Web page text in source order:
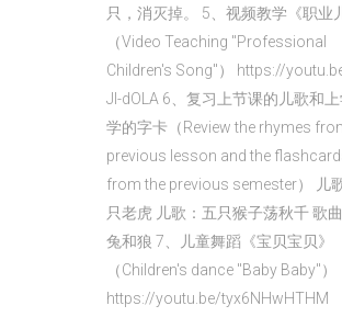
只，消灭掉。 5、视频教学《职业
（Video Teaching "Professional
Children's Song"） https://
Jl-dOLA 6、复习上节课的儿歌和
学的字卡（Review the rhymes
previous lesson and the
from the previous semester） 儿
只老虎 儿歌：五只猴子荡秋千 歌
兔和狼 7、儿童舞蹈《宝贝宝贝》
（Children's dance "Baby Baby"）
https://youtu.be/tyx6NHwHTHM